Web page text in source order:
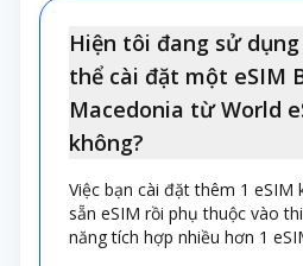
Hiện tôi đang sử
thể cài đặt một eSIM
Macedonia từ World
không?
Việc bạn cài đặt thêm 1 eSIM
sẵn eSIM rồi phụ thuộc vào
năng tích hợp nhiều hơn 1